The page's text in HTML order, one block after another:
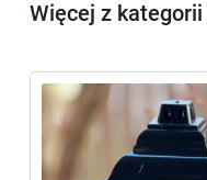
Więcej z